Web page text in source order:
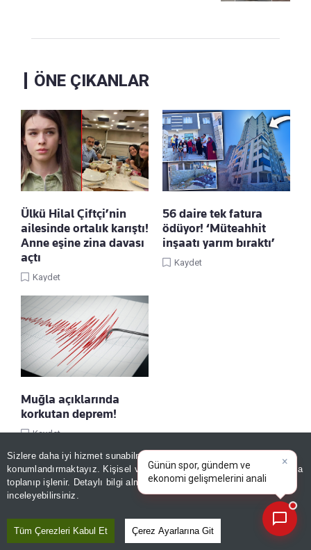
Sizlere daha iyi hizmet sunabilmek adına sitemizde
konumlandırmaktayız. Kişisel verileriniz, KVKK ve GDPR kapsamında
toplanıp işlenir. Detaylı bilgi almak içinAydınlatma Metnimizi
inceleyebilirsiniz.
Tüm Çerezleri Kabul Et Çerez Ayarlarına Git
ÖNE ÇIKANLAR
Ülkü Hilal Çiftçi’nin
ailesinde ortalık karıştı!
Anne eşine zina davası
açtı
Kaydet
56 daire tek fatura
ödüyor! ‘Müteahhit
inşaatı yarım bıraktı’
Kaydet
Muğla açıklarında
korkutan deprem!
Kaydet
×
Günün spor, gündem ve
ekonomi gelişmelerini analiz
edin!|